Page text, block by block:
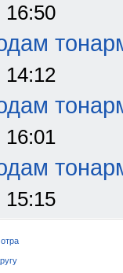
16:50
14:12
16:01
15:15